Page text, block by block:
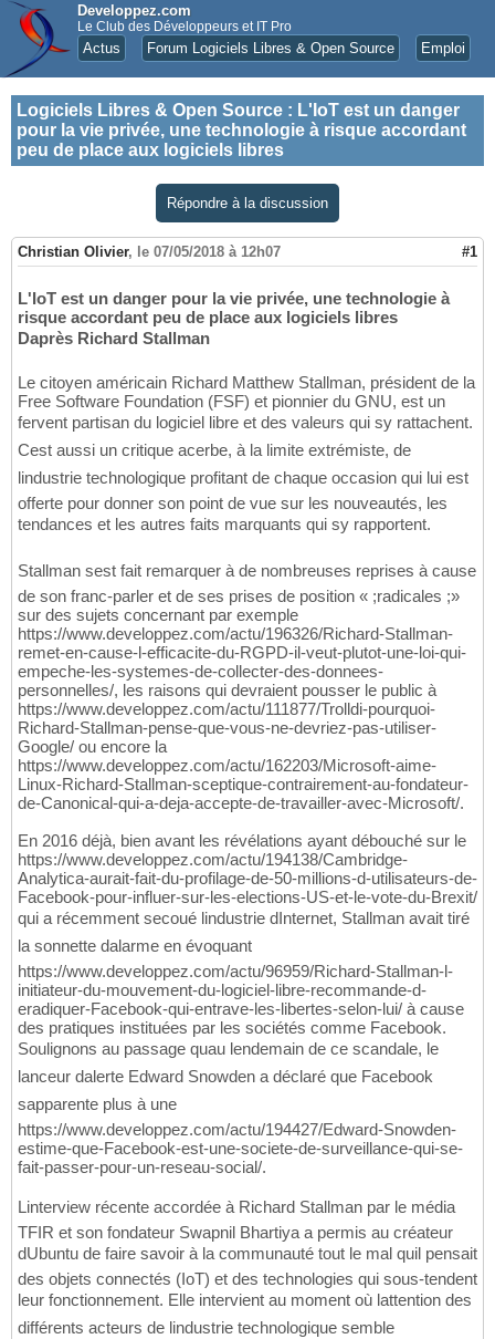
Developpez.com
Le Club des Développeurs et IT Pro
Actus Forum Logiciels Libres & Open Source Emploi
Logiciels Libres & Open Source : L'IoT est un danger
pour la vie privée, une technologie à risque accordant
peu de place aux logiciels libres
Répondre à la discussion
Christian Olivier, le 07/05/2018 à 12h07 #1
L'IoT est un danger pour la vie privée, une technologie à
risque accordant peu de place aux logiciels libres
Daprès Richard Stallman
Le citoyen américain Richard Matthew Stallman, président de la
Free Software Foundation (FSF) et pionnier du GNU, est un
fervent partisan du logiciel libre et des valeurs qui sy rattachent.
Cest aussi un critique acerbe, à la limite extrémiste, de
lindustrie technologique profitant de chaque occasion qui lui est
offerte pour donner son point de vue sur les nouveautés, les
tendances et les autres faits marquants qui sy rapportent.
Stallman sest fait remarquer à de nombreuses reprises à cause
de son franc-parler et de ses prises de position « ;radicales ;»
sur des sujets concernant par exemple
https://www.developpez.com/actu/196326/Richard-Stallman-
remet-en-cause-l-efficacite-du-RGPD-il-veut-plutot-une-loi-qui-
empeche-les-systemes-de-collecter-des-donnees-
personnelles/, les raisons qui devraient pousser le public à
https://www.developpez.com/actu/111877/Trolldi-pourquoi-
Richard-Stallman-pense-que-vous-ne-devriez-pas-utiliser-
Google/ ou encore la
https://www.developpez.com/actu/162203/Microsoft-aime-
Linux-Richard-Stallman-sceptique-contrairement-au-fondateur-
de-Canonical-qui-a-deja-accepte-de-travailler-avec-Microsoft/.
En 2016 déjà, bien avant les révélations ayant débouché sur le
https://www.developpez.com/actu/194138/Cambridge-
Analytica-aurait-fait-du-profilage-de-50-millions-d-utilisateurs-de-
Facebook-pour-influer-sur-les-elections-US-et-le-vote-du-Brexit/
qui a récemment secoué lindustrie dInternet, Stallman avait tiré
la sonnette dalarme en évoquant
https://www.developpez.com/actu/96959/Richard-Stallman-l-
initiateur-du-mouvement-du-logiciel-libre-recommande-d-
eradiquer-Facebook-qui-entrave-les-libertes-selon-lui/ à cause
des pratiques instituées par les sociétés comme Facebook.
Soulignons au passage quau lendemain de ce scandale, le
lanceur dalerte Edward Snowden a déclaré que Facebook
sapparente plus à une
https://www.developpez.com/actu/194427/Edward-Snowden-
estime-que-Facebook-est-une-societe-de-surveillance-qui-se-
fait-passer-pour-un-reseau-social/.
Linterview récente accordée à Richard Stallman par le média
TFIR et son fondateur Swapnil Bhartiya a permis au créateur
dUbuntu de faire savoir à la communauté tout le mal quil pensait
des objets connectés (IoT) et des technologies qui sous-tendent
leur fonctionnement. Elle intervient au moment où lattention des
différents acteurs de lindustrie technologique semble